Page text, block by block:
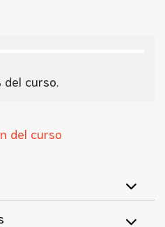
del curso.
del curso